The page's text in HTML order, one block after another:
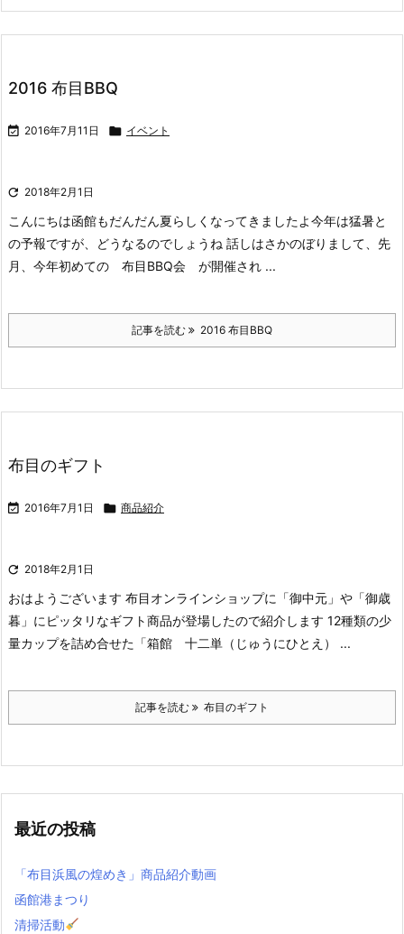
2016 布目BBQ
 2016年7月11日  イベント
 2018年2月1日
こんにちは函館もだんだん夏らしくなってきましたよ今年は猛暑と
の予報ですが、どうなるのでしょうね 話しはさかのぼりまして、 先
月、今年初めての 布目BBQ会 が開催され ...
記事を読む 2016 布目BBQ
布目のギフト
 2016年7月1日  商品紹介
 2018年2月1日
おはようございます 布目オンラインショップに「御中元」や「御歳
暮」にピッタリなギフト商品が登場したので紹介します 12種類の少
量カップを詰め合せた「箱館 十二単（じゅうにひとえ） ...
記事を読む 布目のギフト
最近の投稿
「布目浜風の煌めき」商品紹介動画
函館港まつり
清掃活動